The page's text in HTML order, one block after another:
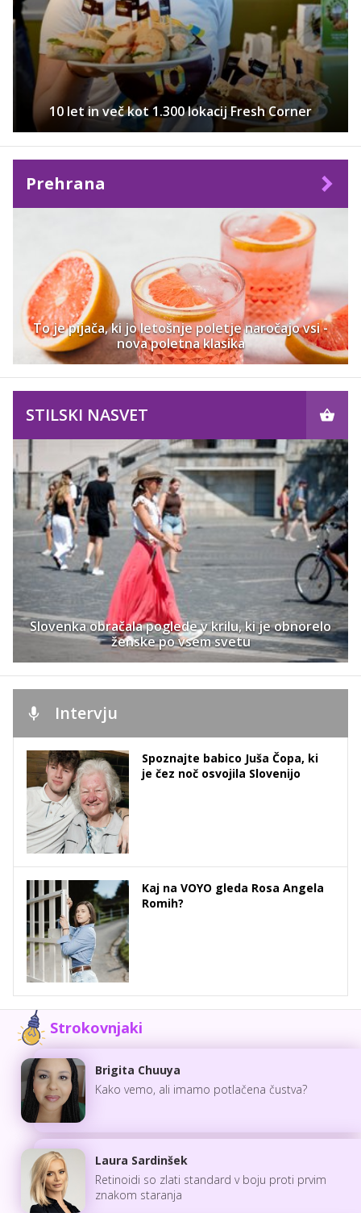
10 let in več kot 1.300 lokacij Fresh Corner
Prehrana
To je pijača, ki jo letošnje poletje naročajo vsi -
nova poletna klasika
STILSKI NASVET
Slovenka obračala poglede v krilu, ki je obnorelo
ženske po vsem svetu
Intervju
Spoznajte babico Juša Čopa, ki
je čez noč osvojila Slovenijo
Kaj na VOYO gleda Rosa Angela
Romih?
Strokovnjaki
Brigita Chuuya
Kako vemo, ali imamo potlačena čustva?
Laura Sardinšek
Retinoidi so zlati standard v boju proti prvim
znakom staranja